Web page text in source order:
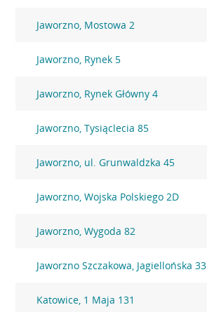
Jaworzno, Mostowa 2
Jaworzno, Rynek 5
Jaworzno, Rynek Główny 4
Jaworzno, Tysiąclecia 85
Jaworzno, ul. Grunwaldzka 45
Jaworzno, Wojska Polskiego 2D
Jaworzno, Wygoda 82
Jaworzno Szczakowa, Jagiellońska 33
Katowice, 1 Maja 131